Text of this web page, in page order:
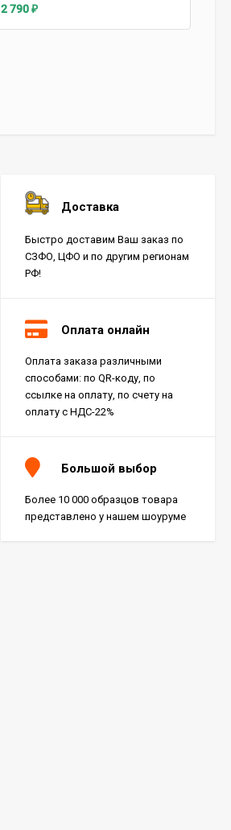
2 790₽
Доставка
Быстро доставим Ваш заказ по
СЗФО, ЦФО и по другим регионам
РФ!
Оплата онлайн
Оплата заказа различными
способами: по QR-коду, по
ссылке на оплату, по счету на
оплату с НДС-22%
Большой выбор
Более 10 000 образцов товара
представлено у нашем шоуруме